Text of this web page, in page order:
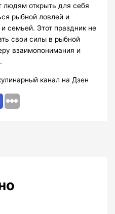
людям открыть для себя
рыбной ловлей и
семьей. Этот праздник не
свои силы в рыбной
взаимопонимания и
канал на Дзен